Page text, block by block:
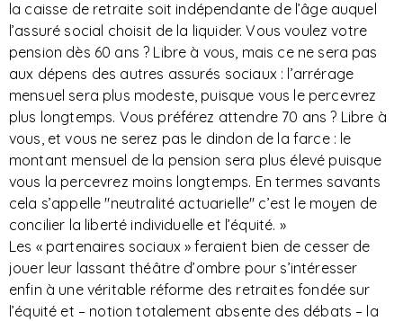
la caisse de retraite soit indépendante de l’âge auquel
l’assuré social choisit de la liquider. Vous voulez votre
pension dès 60 ans ? Libre à vous, mais ce ne sera pas
aux dépens des autres assurés sociaux : l’arrérage
mensuel sera plus modeste, puisque vous le percevrez
plus longtemps. Vous préférez attendre 70 ans ? Libre à
vous, et vous ne serez pas le dindon de la farce : le
montant mensuel de la pension sera plus élevé puisque
vous la percevrez moins longtemps. En termes savants
cela s’appelle "neutralité actuarielle" c’est le moyen de
concilier la liberté individuelle et l’équité. »
Les « partenaires sociaux » feraient bien de cesser de
jouer leur lassant théâtre d’ombre pour s’intéresser
enfin à une véritable réforme des retraites fondée sur
l’équité et – notion totalement absente des débats – la